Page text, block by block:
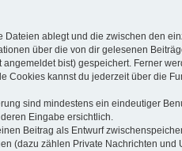
ablegt und die zwischen den
über die von dir gelesenen
bist) gespeichert. Ferner
Cookies kannst du jederzeit über die
sind mindestens ein eindeutiger
Eingabe ersichtlich.
Beitrag als Entwurf
(dazu zählen Private Nachrichten und